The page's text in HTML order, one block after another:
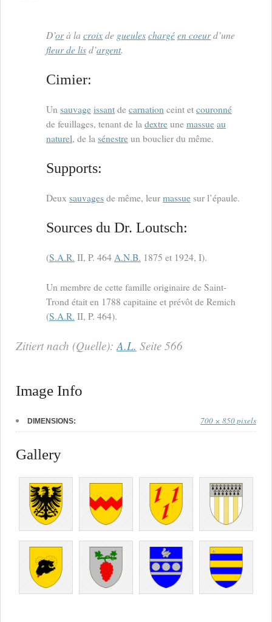
D’orà la croixde gueuleschargéen coeurd’une
fleur de lisd’argent.
Cimier:
Un sauvage issant de carnation ceint et couronné
de feuillages, tenant de la dextre une massue au
naturel, de la sénestre un bouclier du même.
Supports:
Deux sauvages de même, leur massue sur l’épaule.
Sources du Dr. Loutsch:
(S.A.R. II, P. 464 A.N.B. 1875 et 1924, I).
Un membre de cette famille originaire de Saint-
Trond était en 1788 capitaine et prévôt de Remich
(S.A.R. II, P. 464).
Zitiert nach (Quelle):A.L. Seite 566
Image Info
DIMENSIONS: 700 × 850 pixels
Gallery